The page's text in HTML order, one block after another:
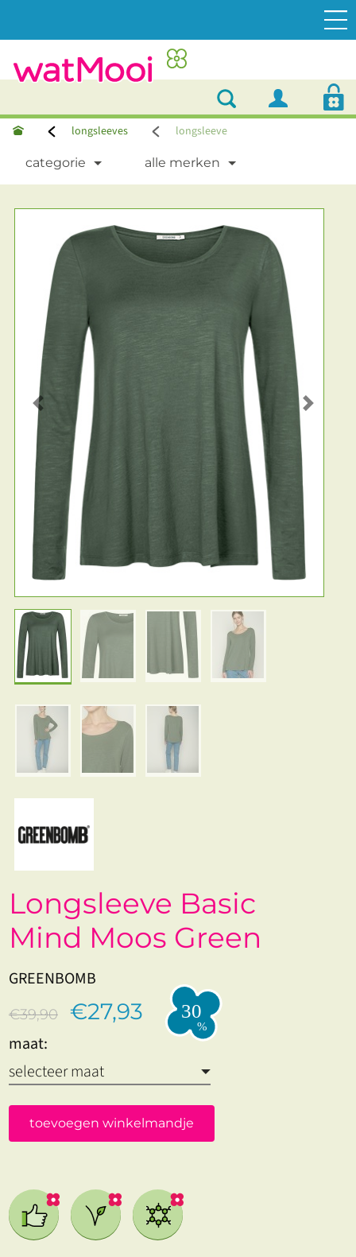
longsleeves longsleeve
categorie alle merken
Previous Next
Longsleeve Basic
Mind Moos Green
GREENBOMB
€39,90 €27,93
maat:
toevoegen winkelmandje